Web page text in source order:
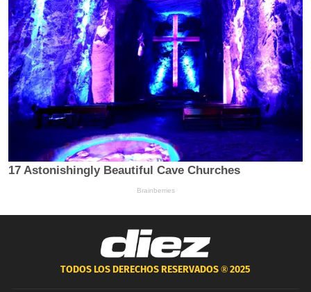
TODOS LOS DERECHOS RESERVADOS ®2025